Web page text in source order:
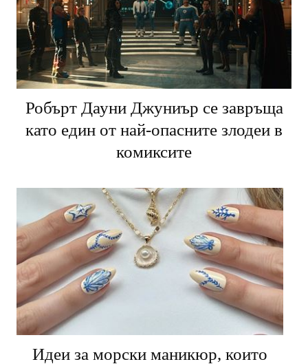
Робърт Дауни Джуниър се завръща
като един от най-опасните злодеи в
комиксите
Идеи за морски маникюр, които